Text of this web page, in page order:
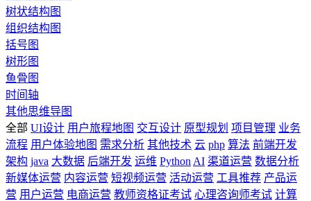
树状结构图
组织结构图
括号图
树形图
鱼骨图
时间轴
其他思维导图
全部 UI设计 用户旅程地图 交互设计 原型规划 项目管理 业务
流程 用户体验地图 需求分析 其他技术 云 php 算法 前端开发
架构 java 大数据 后端开发 运维 Python AI 渠道运营 数据分析
新媒体运营 内容运营 短视频运营 活动运营 工具推荐 产品运
营 用户运营 电商运营 教师资格证考试 心理咨询师考试 计算